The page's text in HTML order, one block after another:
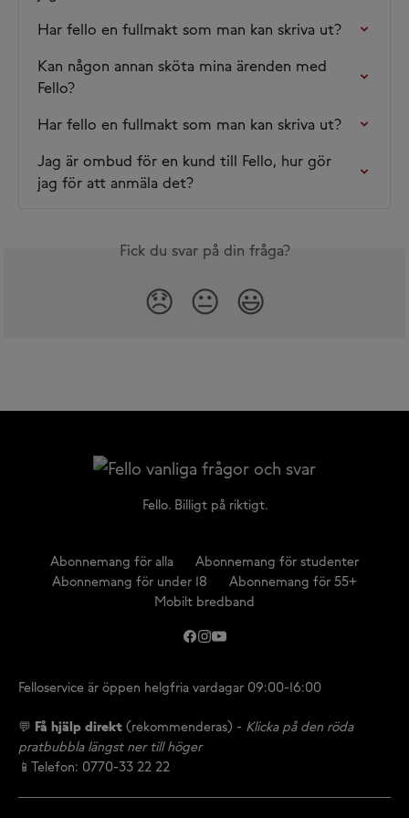
Har fello en fullmakt som man kan skriva ut?
Kan någon annan sköta mina ärenden med
Fello?
Har fello en fullmakt som man kan skriva ut?
Jag är ombud för en kund till Fello, hur gör
jag för att anmäla det?
Fick du svar på din fråga?
😞 😐 😃
Fello. Billigt på riktigt.
Abonnemang för alla
Abonnemang för studenter
Abonnemang för under 18
Abonnemang för 55+
Mobilt bredband
Felloservice är öppen helgfria vardagar 09:00-16:00
💬 Få hjälp direkt (rekommenderas) - Klicka på den röda
pratbubbla längst ner till höger
📱Telefon: 0770-33 22 22